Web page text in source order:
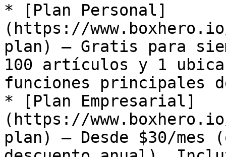
* [Plan Personal]
(https://
plan) — Gratis para
100 artículos y 1
funciones principales
* [Plan Empresarial]
(https://
plan) — Desde $30/mes